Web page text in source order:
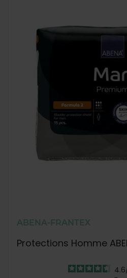
ABENA-FRANTEX
Protections Homme
4.6